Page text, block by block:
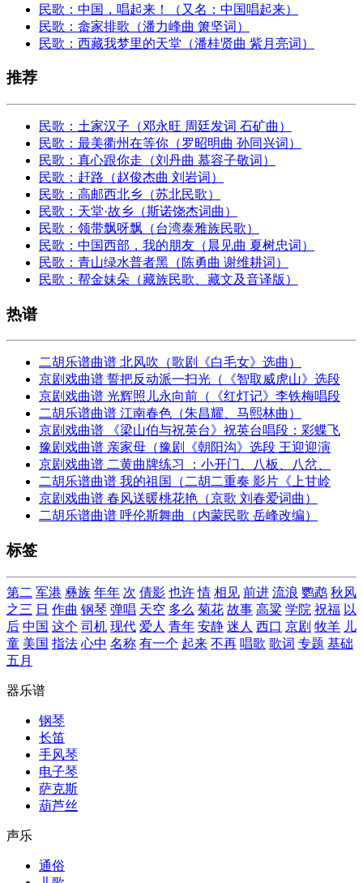
民歌：中国，唱起来！（又名：中国唱起来）
民歌：畲家排歌（潘力峰曲 箫坚词）
民歌：西藏我梦里的天堂（潘桂贤曲 紫月亮词）
推荐
民歌：土家汉子（邓永旺 周廷发词 石矿曲）
民歌：最美衢州在等你（罗昭明曲 孙同兴词）
民歌：真心跟你走（刘丹曲 慕容子敬词）
民歌：赶路（赵俊杰曲 刘岩词）
民歌：高邮西北乡（苏北民歌）
民歌：天堂·故乡（斯诺饶杰词曲）
民歌：领带飘呀飘（台湾泰雅族民歌）
民歌：中国西部，我的朋友（晨见曲 夏树忠词）
民歌：青山绿水普者黑（陈勇曲 谢维耕词）
民歌：帮金妹朵（藏族民歌、藏文及音译版）
热谱
二胡乐谱曲谱 北风吹（歌剧《白毛女》选曲）
京剧戏曲谱 誓把反动派一扫光（《智取威虎山》选段
京剧戏曲谱 光辉照儿永向前（《红灯记》李铁梅唱段
二胡乐谱曲谱 江南春色（朱昌耀、马熙林曲）
京剧戏曲谱 《梁山伯与祝英台》祝英台唱段：彩蝶飞
豫剧戏曲谱 亲家母（豫剧《朝阳沟》选段 王迎迎演
京剧戏曲谱 二黄曲牌练习 ：小开门、八板、八岔、
二胡乐谱曲谱 我的祖国（二胡二重奏 影片《上甘岭
京剧戏曲谱 春风送暖桃花艳（京歌 刘春爱词曲）
二胡乐谱曲谱 呼伦斯舞曲（内蒙民歌 岳峰改编）
标签
第二 军港 彝族 年年 次 倩影 也许 情 相见 前进 流浪 鹦鹉 秋风
之三 日 作曲 钢琴 弹唱 天空 多么 菊花 故事 高粱 学院 祝福 以
后 中国 这个 司机 现代 爱人 青年 安静 迷人 西口 京剧 牧羊 儿
童 美国 指法 心中 名称 有一个 起来 不再 唱歌 歌词 专题 基础
五月
器乐谱
钢琴
长笛
手风琴
电子琴
萨克斯
葫芦丝
声乐
通俗